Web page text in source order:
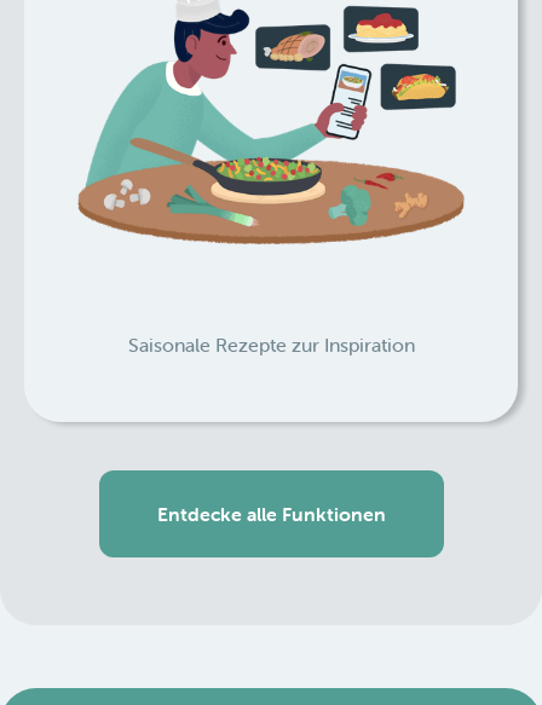
Saisonale Rezepte zur Inspiration
Entdecke alle Funktionen